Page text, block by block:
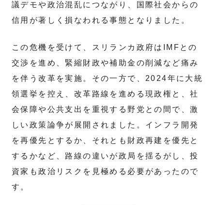
議デモや政治混乱につながり、国際社会からの
信用が著しく損なわれる事態となりました。
この危機を受けて、スリランカ政府はIMFとの
交渉を進め、緊縮財政や補助金の削減など痛み
を伴う改革を実施。その一方で、2024年に大統
領選挙を控え、改革路線を進める現政権と、社
会保障や公共支出を重視する野党との間で、激
しい政策論争が展開されました。インフラ開発
を再優先とするか、それとも財政再建を優先と
するかなど、路線の違いが政局を揺るがし、投
資家も政治リスクを見極める必要があったので
す。